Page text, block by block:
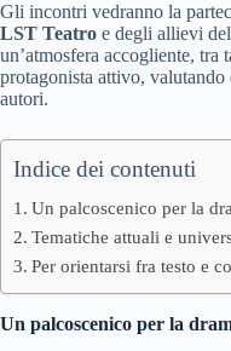
Gli incontri vedranno la
LST Teatro e degli allievi
un’atmosfera accogliente,
protagonista attivo,
autori.
Indice dei contenuti
Un palcoscenico per la
Tematiche attuali e
Per orientarsi fra testo e
Un palcoscenico per la